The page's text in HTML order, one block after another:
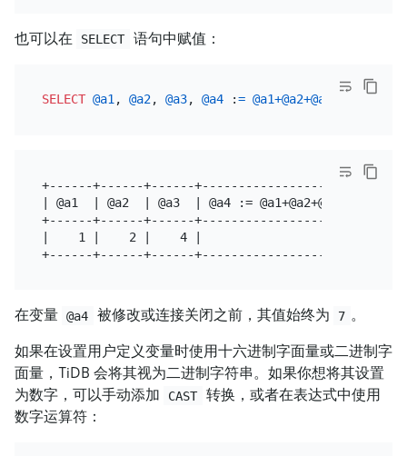
也可以在 SELECT 语句中赋值：
SELECT @a1, @a2, @a3, @a4 := @a1+@a2+@a3
+------+------+------+--------------------+
| @a1  | @a2  | @a3  | @a4 := @a1+@a2+@a3 |
+------+------+------+--------------------+
|    1 |    2 |    4 |                  7 |
在变量 @a4 被修改或连接关闭之前，其值始终为 7 。
如果在设置用户定义变量时使用十六进制字面量或二进制字
面量，TiDB 会将其视为二进制字符串。如果你想将其设置
为数字，可以手动添加
CAST 转换，或者在表达式中使用
数字运算符：